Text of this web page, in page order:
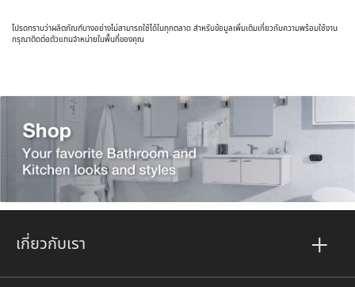
โปรดทราบว่าผลิตภัณฑ์บางอย่างไม่สามารถใช้ได้ในทุกตลาด สำหรับข้อมูลเพิ่มเติมเกี่ยวกับความพร้อมใช้งาน
กรุณาติดต่อตัวแทนจำหน่ายในพื้นที่ของคุณ
เกี่ยวกับเรา